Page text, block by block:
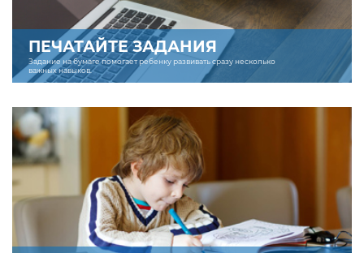
ПЕЧАТАЙТЕ ЗАДАНИЯ
Задание на бумаге помогает ребенку развивать сразу несколько
важных навыков.